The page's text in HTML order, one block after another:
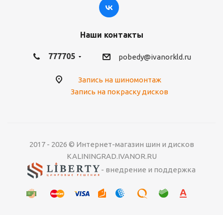
Наши контакты
777705 pobedy@ivanorkld.ru
Запись на шиномонтаж
Запись на покраску дисков
2017 - 2026 © Интернет-магазин шин и дисков
KALININGRAD.IVANOR.RU
- внедрение и поддержка